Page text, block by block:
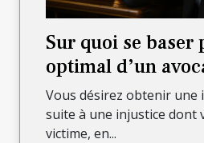
Sur quoi se baser
optimal d’un
dommages de
Vous désirez obtenir une
suite à une injustice dont
victime, en...